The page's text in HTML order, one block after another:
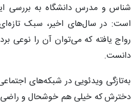
شناس و مدرس دانشگاه به بررسی
است: در سال‌های اخیر، سبک تازه‌ای
رواج یافته که می‌توان آن را نوعی
دانست.
به‌تازگی ویدئویی در شبکه‌های
دخترش که خیلی هم خوشحال و راضی